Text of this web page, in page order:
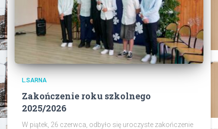
L.SARNA
Zakończenie roku szkolnego
2025/2026
W piątek, 26 czerwca, odbyło się uroczyste zakończenie